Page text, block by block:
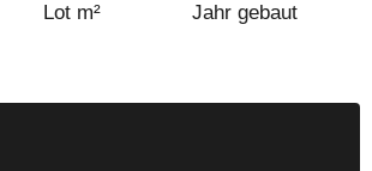
Lot m²
Jahr gebaut